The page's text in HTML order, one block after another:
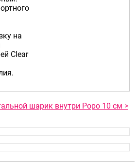
на
Clear
шарик внутри Popo 10 см >